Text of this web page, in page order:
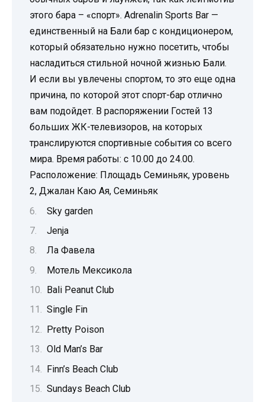
Sky garden
Jenja
Ла Фавела
Мотель Мексикола
Bali Peanut Club
Single Fin
Pretty Poison
Old Man’s Bar
Finn’s Beach Club
Sundays Beach Club